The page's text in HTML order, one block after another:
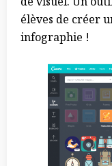
élèves de créer
infographie !